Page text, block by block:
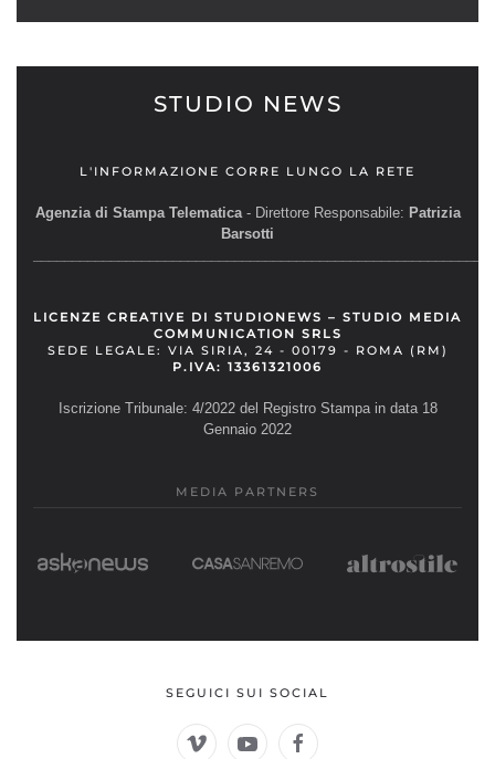
STUDIO NEWS
L'INFORMAZIONE CORRE LUNGO LA RETE
Agenzia di Stampa Telematica- Direttore Responsabile: Patrizia
Barsotti
LICENZE CREATIVE DI STUDIONEWS – STUDIO MEDIA
COMMUNICATION SRLS
SEDE LEGALE: VIA SIRIA, 24 - 00179 - ROMA (RM)
P.IVA: 13361321006
Iscrizione Tribunale: 4/2022 del Registro Stampa in data 18
Gennaio 2022
MEDIA PARTNERS
SEGUICI SUI SOCIAL